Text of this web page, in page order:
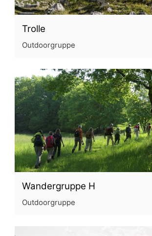
Trolle
Outdoorgruppe
Wandergruppe H
Outdoorgruppe